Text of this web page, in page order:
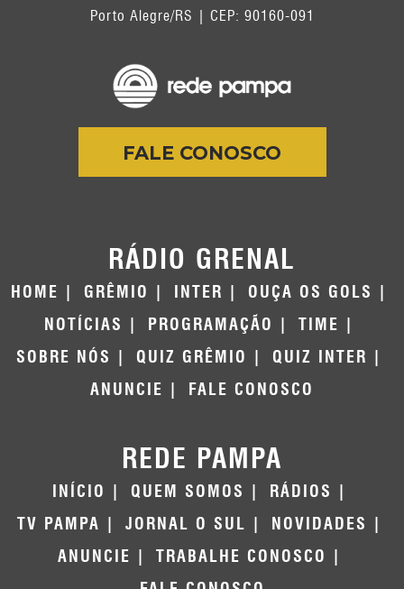
Porto Alegre/RS | CEP: 90160-091
FALE CONOSCO
RÁDIO GRENAL
HOME GRÊMIO INTER
OUÇA OS GOLS
NOTÍCIAS
PROGRAMAÇÃO
TIME
SOBRE NÓS
QUIZ GRÊMIO
QUIZ INTER
ANUNCIE
FALE CONOSCO
REDE PAMPA
INÍCIO QUEM SOMOS
RÁDIOS
TV PAMPA
JORNAL O SUL
NOVIDADES
ANUNCIE
TRABALHE CONOSCO